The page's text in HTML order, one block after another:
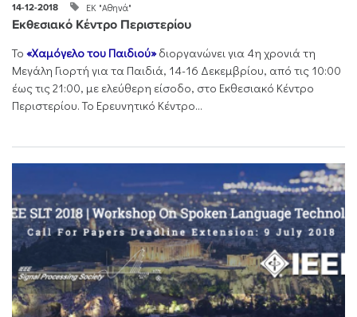
14-12-2018 ΕΚ "Αθηνά"
Εκθεσιακό Κέντρο Περιστερίου
Το «Χαμόγελο του Παιδιού»διοργανώνει για 4η χρονιά τη
Μεγάλη Γιορτή για τα Παιδιά, 14-16 Δεκεμβρίου, από τις 10:00
έως τις 21:00, με ελεύθερη είσοδο, στο Εκθεσιακό Κέντρο
Περιστερίου. Το Ερευνητικό Κέντρο...